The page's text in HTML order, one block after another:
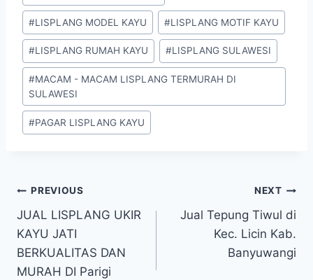
#LISPLANG MODEL KAYU #LISPLANG MOTIF KAYU
#LISPLANG RUMAH KAYU #LISPLANG SULAWESI
#MACAM - MACAM LISPLANG TERMURAH DI
SULAWESI
#PAGAR LISPLANG KAYU
PREVIOUS
JUAL LISPLANG UKIR
KAYU JATI
BERKUALITAS DAN
MURAH DI Parigi
NEXT
Jual Tepung Tiwul di
Kec. Licin Kab.
Banyuwangi